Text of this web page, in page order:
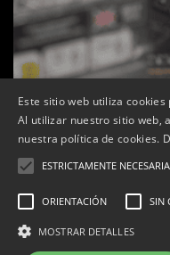
La botiga L’K de
Este sitio web utiliza
Al utilizar nuestro sitio web,
nuestra política de cookies.
ESTRICTAMENTE
ORIENTACIÓN SIN
MOSTRAR DETALLES